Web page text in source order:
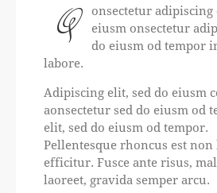
Q
onsectetur adipiscing
eiusm onsectetur
do eiusm od tempor
labore.
Adipiscing elit, sed do eiusm
aonsectetur sed do eiusm od
elit, sed do eiusm od tempor.
Pellentesque rhoncus est
efficitur. Fusce ante risus,
laoreet, gravida semper arcu.